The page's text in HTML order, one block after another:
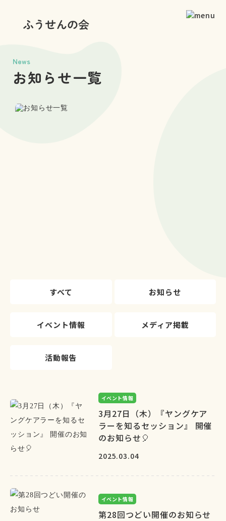
News
お知らせ一覧
すべて お知らせ
イベント情報 メディア掲載
活動報告
イベント情報
3月27日（木）『ヤングケア
ラーを知るセッション』 開催
のお知らせ🎈
2025.03.04
イベント情報
第28回つどい開催のお知らせ